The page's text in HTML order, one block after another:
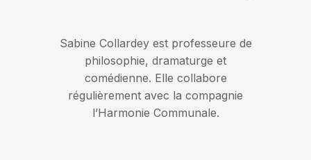
Sabine Collardey est professeure de
philosophie, dramaturge et
comédienne. Elle collabore
régulièrement avec la compagnie
l’Harmonie Communale.